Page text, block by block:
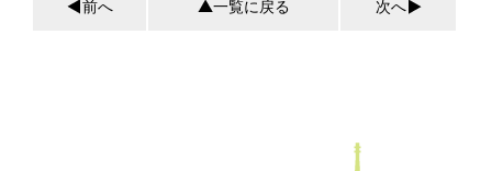
前へ 一覧に戻る 次へ